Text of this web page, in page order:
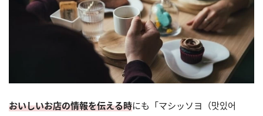
おいしいお店の情報を伝える時にも「マシッソヨ（맛있어